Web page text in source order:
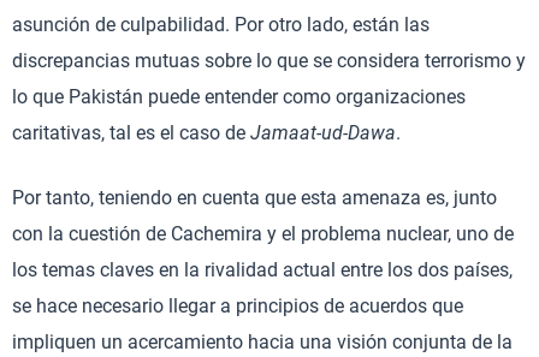
asunción de culpabilidad. Por otro lado, están las
discrepancias mutuas sobre lo que se considera terrorismo y
lo que Pakistán puede entender como organizaciones
caritativas, tal es el caso de Jamaat-ud-Dawa.
Por tanto, teniendo en cuenta que esta amenaza es, junto
con la cuestión de Cachemira y el problema nuclear, uno de
los temas claves en la rivalidad actual entre los dos países,
se hace necesario llegar a principios de acuerdos que
impliquen un acercamiento hacia una visión conjunta de la